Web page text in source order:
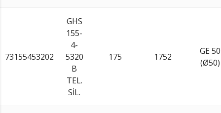
73155453202
GHS
155-
4-
5320
B
TEL.
SİL.
175 1752
GE 50
(Ø50)